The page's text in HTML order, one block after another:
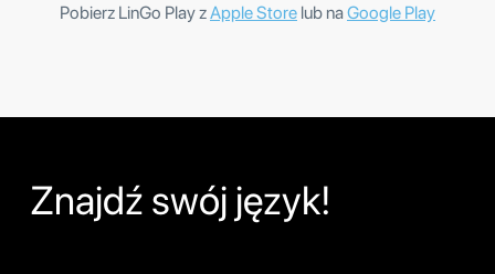
Pobierz LinGo Play zApple Store lub naGoogle Play
Znajdź swój język!